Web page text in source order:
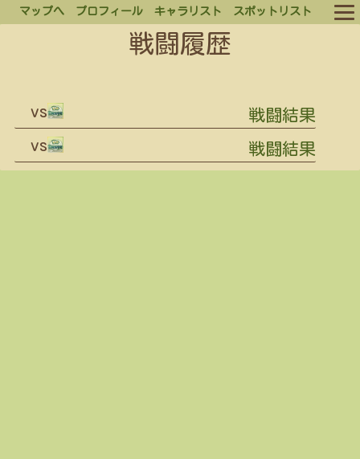
マップへ プロフィール キャラリスト スポットリスト
ルール
ログアウト
戦闘履歴
vs
戦闘結果
vs
戦闘結果